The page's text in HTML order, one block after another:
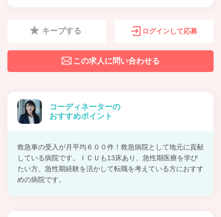
キープする ログインして応募
この求人に問い合わせる
コーディネーターの
おすすめポイント
救急車の受入が月平均６００件！救急病院として地元に貢献
している病院です。ＩＣＵも13床あり、急性期医療を学び
たい方、急性期経験を活かして転職を考えている方におすす
めの病院です。